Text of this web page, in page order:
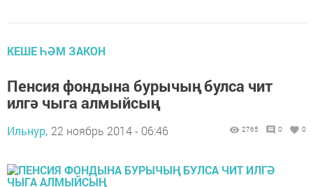
КЕШЕ ҺӘМ ЗАКОН
Пенсия фондына бурычың булса чит
илгә чыга алмыйсың
Ильнур, 22 ноябрь 2014 - 06:46 2765 0 0